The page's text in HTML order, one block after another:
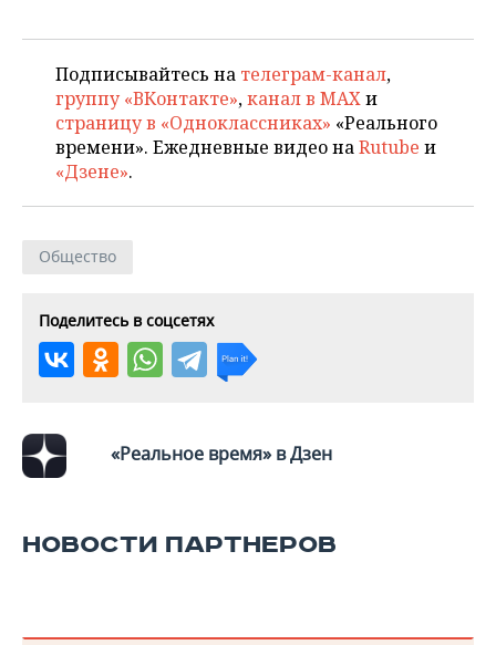
Подписывайтесь на телеграм-канал,
группу «ВКонтакте»,канал в MAXи
страницу в «Одноклассниках» «Реального
времени». Ежедневные видео наRutube и
«Дзене».
Общество
Поделитесь в соцсетях
«Реальное время» в Дзен
НОВОСТИ ПАРТНЕРОВ